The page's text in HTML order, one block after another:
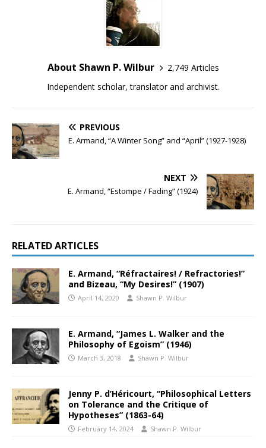
About Shawn P. Wilbur
2,749 Articles
Independent scholar, translator and archivist.
PREVIOUS
E. Armand, “A Winter Song” and “April” (1927-1928)
NEXT
E. Armand, “Estompe / Fading” (1924)
RELATED ARTICLES
E. Armand, “Réfractaires! / Refractories!”
and Bizeau, “My Desires!” (1907)
April 14, 2020 Shawn P. Wilbur
E. Armand, “James L. Walker and the
Philosophy of Egoism” (1946)
March 3, 2018 Shawn P. Wilbur
Jenny P. d’Héricourt, “Philosophical Letters
on Tolerance and the Critique of
Hypotheses” (1863-64)
February 14, 2024 Shawn P. Wilbur